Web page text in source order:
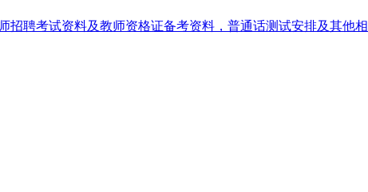
招聘考试资料及教师资格证备考资料，普通话测试安排及其他